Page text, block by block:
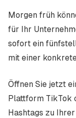
Morgen früh
für Ihr
sofort ein
mit einer
Öffnen Sie jetzt
Plattform TikTok
Hashtags zu